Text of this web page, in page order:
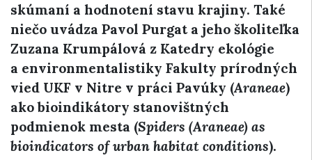
skúmaní a hodnotení stavu krajiny. Také
niečo uvádza Pavol Purgat a jeho školiteľka
Zuzana Krumpálová z Katedry ekológie
a environmentalistiky Fakulty prírodných
vied UKF v Nitre v práci Pavúky (Araneae)
ako bioindikátory stanovištných
podmienok mesta (Spiders (Araneae) as
bioindicators of urban habitat conditions).